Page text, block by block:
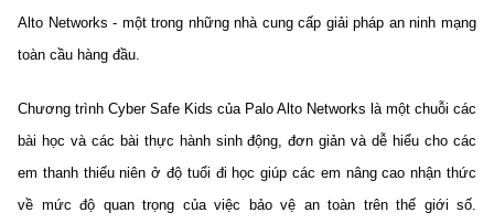
Alto Networks - một trong những nhà cung cấp giải pháp an ninh mạng
toàn cầu hàng đầu.
Chương trình Cyber Safe Kids của Palo Alto Networks là một chuỗi các
bài học và các bài thực hành sinh động, đơn giản và dễ hiểu cho các
em thanh thiếu niên ở độ tuổi đi học giúp các em nâng cao nhận thức
về mức độ quan trọng của việc bảo vệ an toàn trên thế giới số.